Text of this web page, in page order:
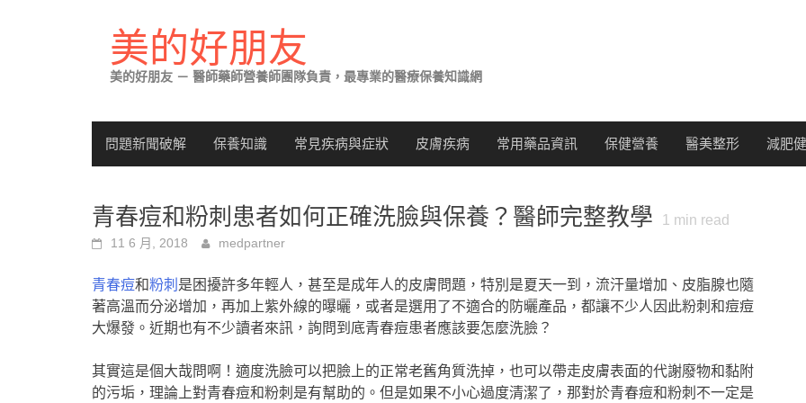
美的好朋友
美的好朋友 － 醫師藥師營養師團隊負責，最專業的醫療保養知識網
問題新聞破解 保養知識 常見疾病與症狀 皮膚疾病 常用藥品資訊 保健營養 醫美整形 減肥
青春痘和粉刺患者如何正確洗臉與保養？醫師完整教學 1 min read
11 6 月, 2018 medpartner
青春痘和粉刺 是困擾許多年輕人，甚至是成年人的皮膚問題，特別是夏天一到，流汗量增加、皮脂腺也隨
著高溫而分泌增加，再加上紫外線的曝曬，或者是選用了不適合的防曬產品，都讓不少人因此粉刺和痘痘
大爆發。近期也有不少讀者來訊，詢問到底青春痘患者應該要怎麼洗臉？
其實這是個大哉問啊！適度洗臉可以把臉上的正常老舊角質洗掉，也可以帶走皮膚表面的代謝廢物和黏附
的污垢，理論上對青春痘和粉刺是有幫助的。但是如果不小心過度清潔了，那對於青春痘和粉刺不一定是